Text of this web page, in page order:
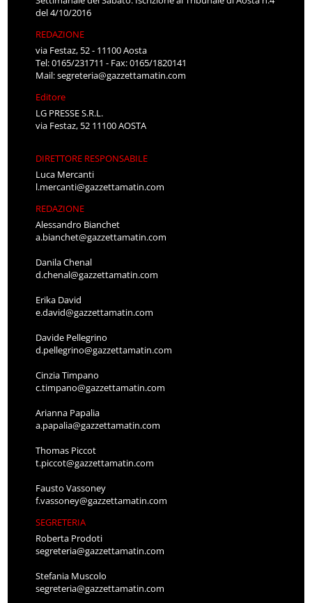
del 4/10/2016
REDAZIONE
via Festaz, 52 - 11100 Aosta
Tel: 0165/231711 - Fax: 0165/1820141
Mail:segreteria@gazzettamatin.com
Editore
LG PRESSE S.R.L.
via Festaz, 52 11100 AOSTA
DIRETTORE RESPONSABILE
Luca Mercanti
l.mercanti@gazzettamatin.com
REDAZIONE
Alessandro Bianchet
a.bianchet@gazzettamatin.com
Danila Chenal
d.chenal@gazzettamatin.com
Erika David
e.david@gazzettamatin.com
Davide Pellegrino
d.pellegrino@gazzettamatin.com
Cinzia Timpano
c.timpano@gazzettamatin.com
Arianna Papalia
a.papalia@gazzettamatin.com
Thomas Piccot
t.piccot@gazzettamatin.com
Fausto Vassoney
f.vassoney@gazzettamatin.com
SEGRETERIA
Roberta Prodoti
segreteria@gazzettamatin.com
Stefania Muscolo
segreteria@gazzettamatin.com